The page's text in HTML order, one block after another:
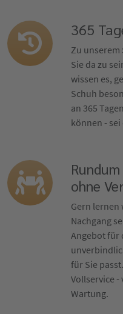
365
Zu unserem
Sie da zu
wissen es,
Schuh
an 365
können -
ohne
Gern lernen
Nachgang
Angebot für
für Sie
Vollservice -
Wartung.